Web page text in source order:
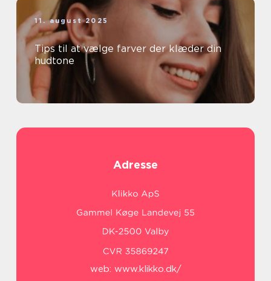
11. august 2025
Tips til at vælge farver der klæder din
hudtone
Adresse
web: www.klikko.dk/